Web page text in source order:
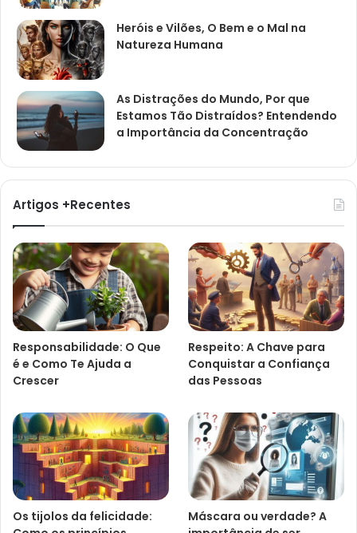
Heróis e Vilões, O Bem e o Mal na
Natureza Humana
As Distrações do Mundo, Por que
Estamos Tão Distraídos? Entendendo
a Importância da Concentração
Artigos +Recentes
Responsabilidade: O Que
é e Como Te Ajuda a
Crescer
Respeito: A Chave para
Conquistar a Confiança
das Pessoas
Os tijolos da felicidade:
Máscara ou verdade? A